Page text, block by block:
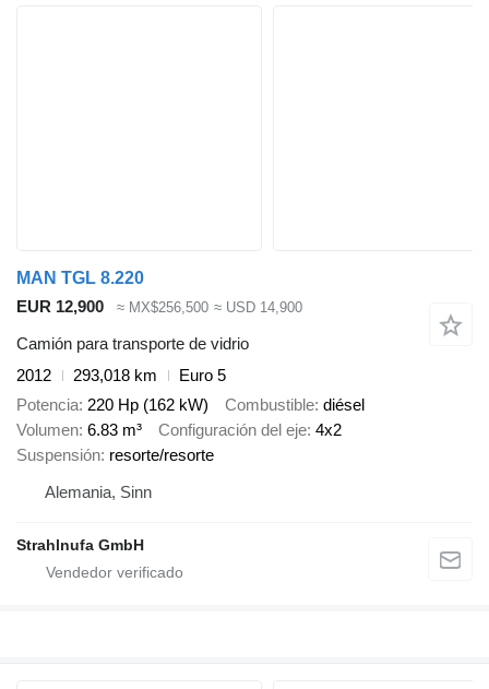
MAN TGL 8.220
EUR 12,900
≈ MX$256,500 ≈ USD 14,900
Camión para transporte de vidrio
2012
293,018 km
Euro 5
Potencia 220 Hp (162 kW) Combustible diésel
Volumen 6.83 m³ Configuración del eje 4x2
Suspensión resorte/resorte
Alemania, Sinn
Strahlnufa GmbH